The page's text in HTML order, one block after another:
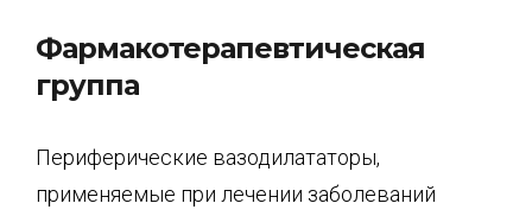
Фармакотерапевтическая
группа
Периферические вазодилататоры,
применяемые при лечении заболеваний